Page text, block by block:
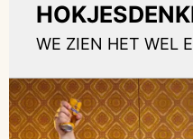
WE ZIEN HET WEL